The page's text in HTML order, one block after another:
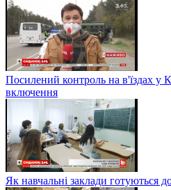
Посилений контроль на в'їздах у
включення
Як навчальні заклади готуються